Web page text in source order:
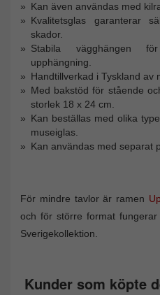
Kan även användas med
Kvalitetsglas garanterar
skador.
Stabila vägghängen
upphängning.
Handtillverkad i Tyskland av
Med bakstöd för stående
storlek 18 x 24 cm.
Kan beställas med olika
museiglas.
Kan användas med separat
För mindre tavlor är ramen
och för större format fungerar
Sverigekollektion.
Kunder som köpte